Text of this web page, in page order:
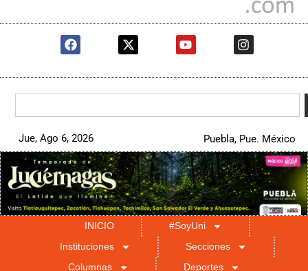
Jue, Ago 6, 2026 Puebla, Pue. México
INICIO
#SoyUni
Instituciones
Secciones
Columnas
Deportes